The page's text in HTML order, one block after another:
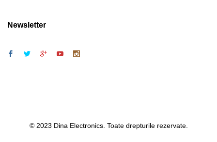
Newsletter
© 2023 Dina Electronics. Toate drepturile rezervate.